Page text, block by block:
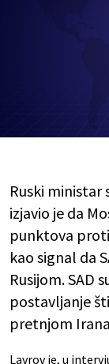
Ruski ministar
izjavio je da
punktova
kao signal da
Rusijom. SAD
postavljanje
pretnjom
Lavrov je, u